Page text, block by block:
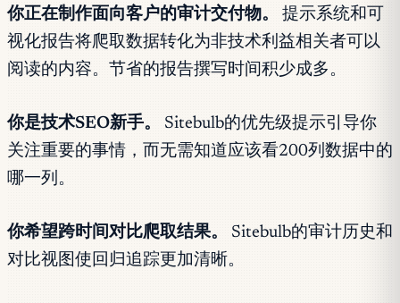
你正在制作面向客户的审计交付物。
提示系统和可
视化报告将爬取数据转化为非技术利益相关者可以
阅读的内容。节省的报告撰写时间积少成多。
你是技术SEO新手。
Sitebulb的优先级提示引导你
关注重要的事情，而无需知道应该看200列数据中的
哪一列。
你希望跨时间对比爬取结果。
Sitebulb的审计历史和
对比视图使回归追踪更加清晰。